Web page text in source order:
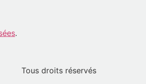
.
Tous droits réservés